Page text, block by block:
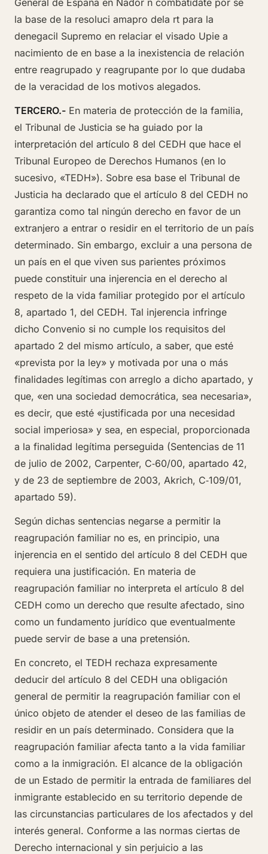
General de España en Nador n combatidate por se
la base de la resoluci amapro dela rt para la
denegacil Supremo en relaciar el visado Upie a
nacimiento de en base a la inexistencia de relación
entre reagrupado y reagrupante por lo que dudaba
de la veracidad de los motivos alegados.
TERCERO.- En materia de protección de la familia,
el Tribunal de Justicia se ha guiado por la
interpretación del artículo 8 del CEDH que hace el
Tribunal Europeo de Derechos Humanos (en lo
sucesivo, «TEDH»). Sobre esa base el Tribunal de
Justicia ha declarado que el artículo 8 del CEDH no
garantiza como tal ningún derecho en favor de un
extranjero a entrar o residir en el territorio de un país
determinado. Sin embargo, excluir a una persona de
un país en el que viven sus parientes próximos
puede constituir una injerencia en el derecho al
respeto de la vida familiar protegido por el artículo
8, apartado 1, del CEDH. Tal injerencia infringe
dicho Convenio si no cumple los requisitos del
apartado 2 del mismo artículo, a saber, que esté
«prevista por la ley» y motivada por una o más
finalidades legítimas con arreglo a dicho apartado, y
que, «en una sociedad democrática, sea necesaria»,
es decir, que esté «justificada por una necesidad
social imperiosa» y sea, en especial, proporcionada
a la finalidad legítima perseguida (Sentencias de 11
de julio de 2002, Carpenter, C‑60/00, apartado 42,
y de 23 de septiembre de 2003, Akrich, C‑109/01,
apartado 59).
Según dichas sentencias negarse a permitir la
reagrupación familiar no es, en principio, una
injerencia en el sentido del artículo 8 del CEDH que
requiera una justificación. En materia de
reagrupación familiar no interpreta el artículo 8 del
CEDH como un derecho que resulte afectado, sino
como un fundamento jurídico que eventualmente
puede servir de base a una pretensión.
En concreto, el TEDH rechaza expresamente
deducir del artículo 8 del CEDH una obligación
general de permitir la reagrupación familiar con el
único objeto de atender el deseo de las familias de
residir en un país determinado. Considera que la
reagrupación familiar afecta tanto a la vida familiar
como a la inmigración. El alcance de la obligación
de un Estado de permitir la entrada de familiares del
inmigrante establecido en su territorio depende de
las circunstancias particulares de los afectados y del
interés general. Conforme a las normas ciertas de
Derecho internacional y sin perjuicio a las